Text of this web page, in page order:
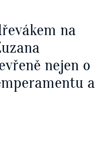
na
nejen o
a